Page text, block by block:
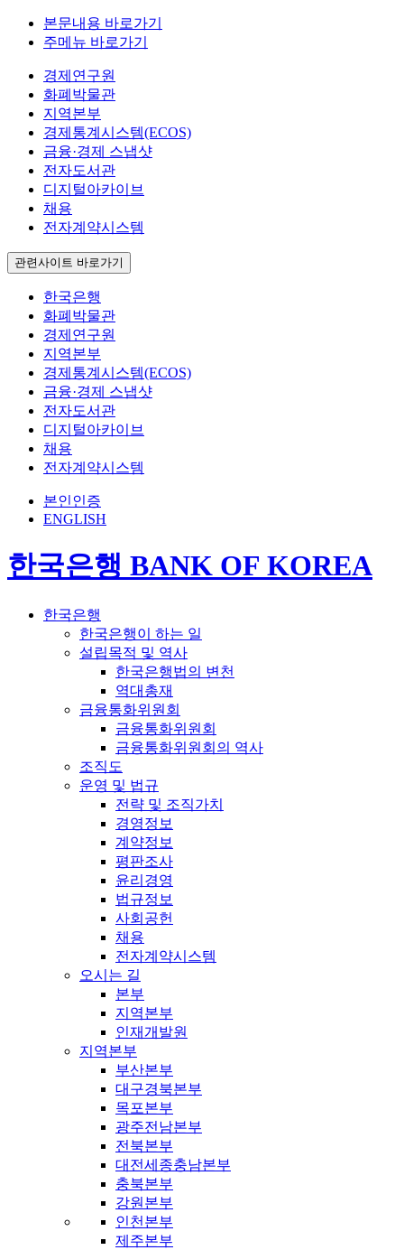
본문내용 바로가기
주메뉴 바로가기
경제연구원
화폐박물관
지역본부
경제통계시스템(ECOS)
금융·경제 스냅샷
전자도서관
디지털아카이브
채용
전자계약시스템
관련사이트 바로가기
한국은행
화폐박물관
경제연구원
지역본부
경제통계시스템(ECOS)
금융·경제 스냅샷
전자도서관
디지털아카이브
채용
전자계약시스템
본인인증
ENGLISH
한국은행 BANK OF KOREA
한국은행
한국은행이 하는 일
설립목적 및 역사
한국은행법의 변천
역대총재
금융통화위원회
금융통화위원회
금융통화위원회의 역사
조직도
운영 및 법규
전략 및 조직가치
경영정보
계약정보
평판조사
윤리경영
법규정보
사회공헌
채용
전자계약시스템
오시는 길
본부
지역본부
인재개발원
지역본부
부산본부
대구경북본부
목포본부
광주전남본부
전북본부
대전세종충남본부
충북본부
강원본부
인천본부
제주본부